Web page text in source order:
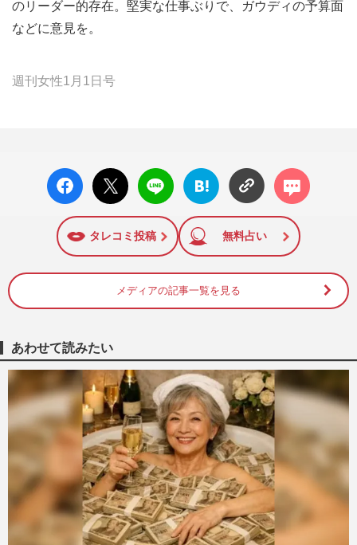
のリーダー的存在。堅実な仕事ぶりで、ガウディの予算面
などに意見を。
週刊女性1月1日号
facebo
ok い
X ポス
ト
LINE
はてな
ブック
に追加
コメン
ト
タレコミ投稿 無料占い
メディアの記事一覧を見る
あわせて読みたい